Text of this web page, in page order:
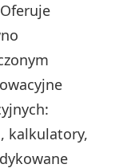
kalkulatory,